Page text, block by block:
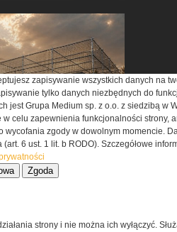
antydronowa
zapisywanie wszystkich danych na
tylko danych niezbędnych do
jest Grupa Medium sp. z o.o. z siedzibą w
w celu zapewnienia funkcjonalności strony,
wycofania zgody w dowolnym momencie.
6 ust. 1 lit. b RODO). Szczegółowe
Zgoda
strony i nie można ich wyłączyć.